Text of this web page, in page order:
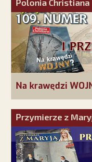
Polonia Christiana
Na krawędzi
Przymierze z